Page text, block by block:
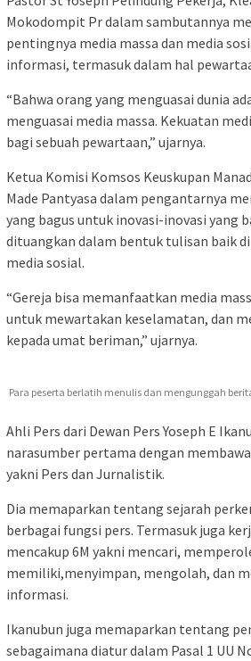
Mokodompit Pr dalam sambutannya
pentingnya media massa dan media
informasi, termasuk dalam hal
“Bahwa orang yang menguasai dunia
menguasai media massa. Kekuatan
bagi sebuah pewartaan,” ujarnya.
Ketua Komisi Komsos Keuskupan
Made Pantyasa dalam pengantarnya
yang bagus untuk inovasi-inovasi yang
dituangkan dalam bentuk tulisan baik
media sosial.
“Gereja bisa memanfaatkan media
untuk mewartakan keselamatan, dan
kepada umat beriman,” ujarnya.
Para peserta berlatih menulis dan mengunggah
Ahli Pers dari Dewan Pers Yoseph E
narasumber pertama dengan
yakni Pers dan Jurnalistik.
Dia memaparkan tentang sejarah
berbagai fungsi pers. Termasuk juga
mencakup 6M yakni mencari,
memiliki,menyimpan, mengolah, dan
informasi.
Ikanubun juga memaparkan tentang
sebagaimana diatur dalam Pasal 1 UU